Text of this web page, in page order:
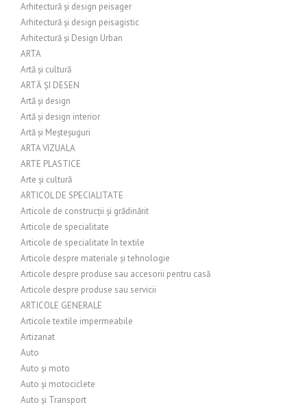
Arhitectură și design peisager
Arhitectură și design peisagistic
Arhitectură și Design Urban
ARTA
Artă și cultură
ARTĂ ȘI DESEN
Artă și design
Artă și design interior
Artă și Meșteșuguri
ARTA VIZUALA
ARTE PLASTICE
Arte și cultură
ARTICOL DE SPECIALITATE
Articole de construcții și grădinărit
Articole de specialitate
Articole de specialitate în textile
Articole despre materiale și tehnologie
Articole despre produse sau accesorii pentru casă
Articole despre produse sau servicii
ARTICOLE GENERALE
Articole textile impermeabile
Artizanat
Auto
Auto și moto
Auto și motociclete
Auto și Transport